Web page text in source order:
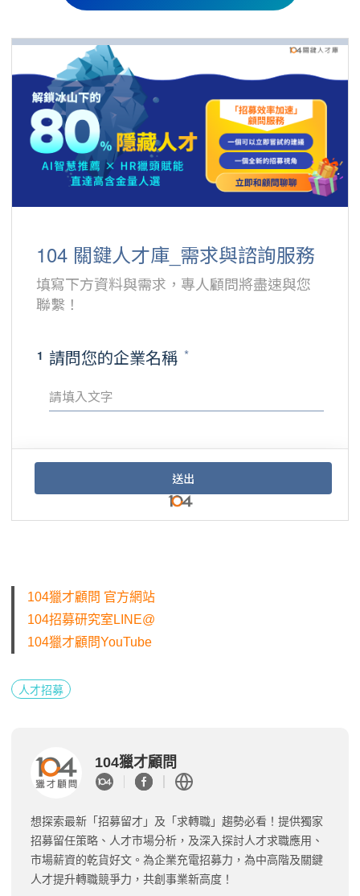
104獵才顧問 官方網站
104招募研究室LINE@
104獵才顧問YouTube
人才招募
104獵才顧問
想探索最新「招募留才」及「求轉職」趨勢必看！提供獨家
招募留任策略、人才市場分析，及深入探討人才求職應用、
市場薪資的乾貨好文。為企業充電招募力，為中高階及關鍵
人才提升轉職競爭力，共創事業新高度！